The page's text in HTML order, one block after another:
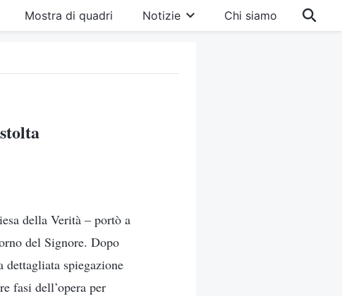
Mostra di quadri Notizie Chi siamo
della Verità – portò a
del Signore. Dopo
spiegazione
fasi dell’opera per